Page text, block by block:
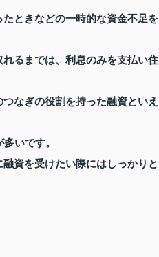
ときなどの一時的な資金不足を
るまでは、利息のみを支払い住
なぎの役割を持った融資といえ
いです。
資を受けたい際にはしっかりと